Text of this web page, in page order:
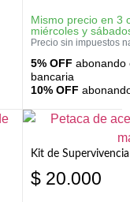
Mismo precio en 3
miércoles y
Precio sin impuestos
5% OFF abonando
bancaria
10% OFF
Kit de
$ 20.000